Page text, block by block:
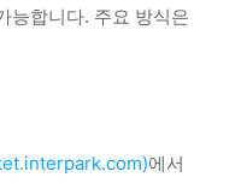
능합니다. 주요 방식은
에서